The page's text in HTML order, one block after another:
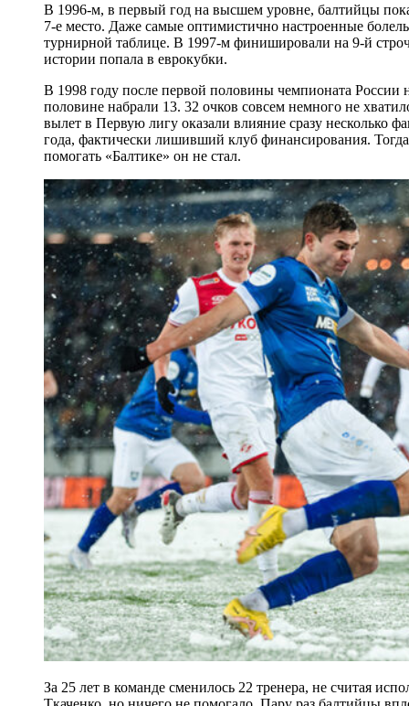
В 1996-м, в первый год на высшем уровне, балтийцы
7-е место. Даже самые оптимистично настроенные
турнирной таблице. В 1997-м финишировали на 9-й
истории попала в еврокубки.
В 1998 году после первой половины чемпионата
половине набрали 13. 32 очков совсем немного не
вылет в Первую лигу оказали влияние сразу несколько
года, фактически лишивший клуб финансирования.
помогать «Балтике» он не стал.
За 25 лет в команде сменилось 22 тренера, не считая